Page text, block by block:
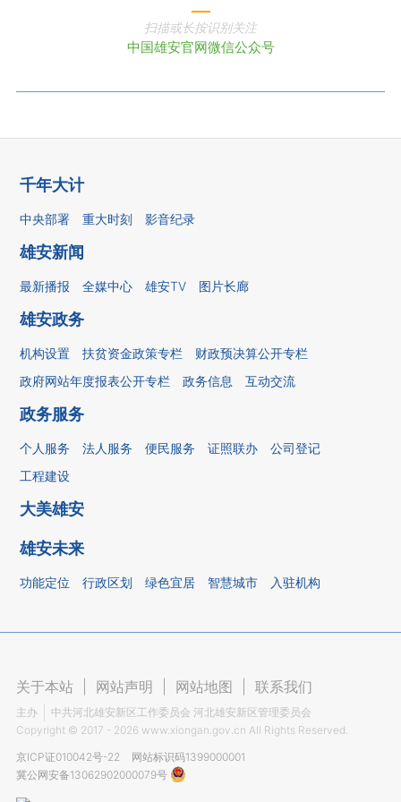
扫描或长按识别关注
中国雄安官网微信公众号
千年大计
中央部署 重大时刻 影音纪录
雄安新闻
最新播报 全媒中心 雄安TV 图片长廊
雄安政务
机构设置 扶贫资金政策专栏
财政预决算公开专栏
政府网站年度报表公开专栏
政务信息 互动交流
政务服务
个人服务 法人服务 便民服务 证照联办
公司登记
工程建设
大美雄安
雄安未来
功能定位 行政区划 绿色宜居 智慧城市 入驻机构
关于本站 网站声明 网站地图 联系我们
主办
中共河北雄安新区工作委员会 河北雄安新区管理委员会
Copyright © 2017 - 2026 www.xiongan.gov.cn All Rights Reserved.
京ICP证010042号-22
网站标识码1399000001
冀公网安备13062902000079号